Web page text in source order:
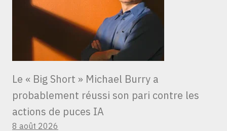
Le « Big Short » Michael Burry a
probablement réussi son pari contre les
actions de puces IA
8 août 2026